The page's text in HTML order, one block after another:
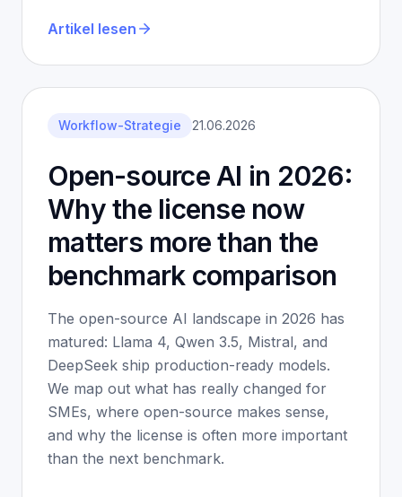
Artikel lesen
Workflow-Strategie 21.06.2026
Open-source AI in 2026:
Why the license now
matters more than the
benchmark comparison
The open-source AI landscape in 2026 has
matured: Llama 4, Qwen 3.5, Mistral, and
DeepSeek ship production-ready models.
We map out what has really changed for
SMEs, where open-source makes sense,
and why the license is often more important
than the next benchmark.